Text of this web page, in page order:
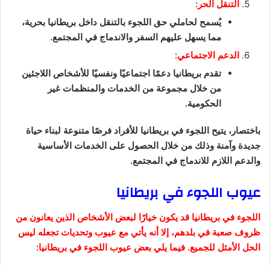
التنقل الحر:
يُسمح لحاملي حق اللجوء بالتنقل داخل بريطانيا بحرية،
مما يسهل عليهم السفر والاندماج في المجتمع.
الدعم الاجتماعي:
تقدم بريطانيا دعمًا اجتماعيًا ونفسيًا للأشخاص اللاجئين
من خلال مجموعة من الخدمات والمنظمات غير
الحكومية.
باختصار، يتيح اللجوء في بريطانيا للأفراد فرصًا متنوعة لبناء حياة
جديدة وآمنة وذلك من خلال الحصول على الخدمات الأساسية
والدعم اللازم للاندماج في المجتمع.
عيوب اللجوء في بريطانيا
اللجوء في بريطانيا قد يكون خيارًا لبعض الأشخاص الذين يعانون من
ظروف صعبة في بلدهم، إلا أنه يأتي مع عيوب وتحديات تجعله ليس
الحل الأمثل للجميع. فيما يلي بعض عيوب اللجوء في بريطانيا: